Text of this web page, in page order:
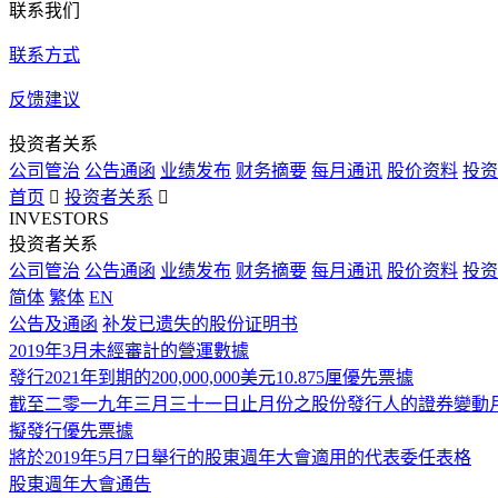
联系我们
联系方式
反馈建议
投资者关系
公司管治 公告通函 业绩发布 财务摘要 每月通讯 股价资料 投
首页  投资者关系 
INVESTORS
投资者关系
公司管治 公告通函 业绩发布 财务摘要 每月通讯 股价资料 投
简体 繁体 EN
公告及通函 补发已遗失的股份证明书
2019年3月未經審計的營運數據
發行2021年到期的200,000,000美元10.875厘優先票據
截至二零一九年三月三十一日止月份之股份發行人的證券變動
擬發行優先票據
將於2019年5月7日舉行的股東週年大會適用的代表委任表格
股東週年大會通告